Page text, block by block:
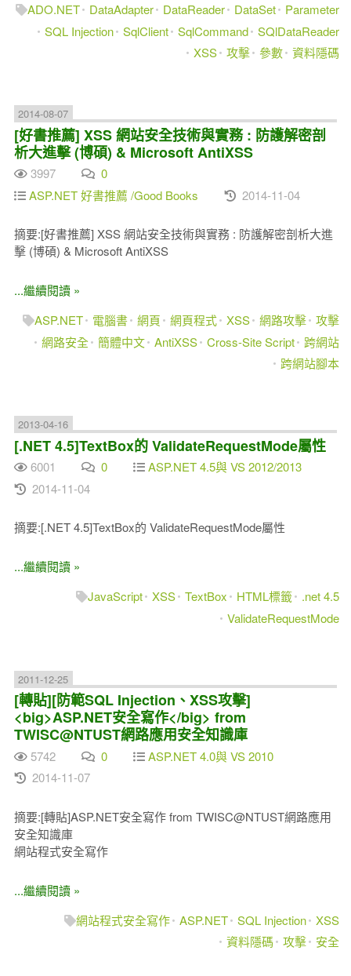
ADO.NET
DataAdapter DataReader DataSet
Parameter
SQL Injection SqlClient SqlCommand SQlDataReader
XSS 攻擊 參數 資料隱碼
2014-08-07
[好書推薦] XSS 網站安全技術與實務 : 防護解密剖
析大進擊 (博碩) & Microsoft AntiXSS
3997
0
ASP.NET 好書推薦 /Good Books
2014-11-04
摘要:[好書推薦] XSS 網站安全技術與實務 : 防護解密剖析大進
擊 (博碩) & Microsoft AntiXSS
...繼續閱讀 »
ASP.NET
電腦書 網頁 網頁程式 XSS 網路攻擊 攻擊
網路安全 簡體中文 AntiXSS Cross-Site Script
跨網站
跨網站腳本
2013-04-16
[.NET 4.5]TextBox的 ValidateRequestMode屬性
6001 0
ASP.NET 4.5與 VS 2012/2013
2014-11-04
摘要:[.NET 4.5]TextBox的 ValidateRequestMode屬性
...繼續閱讀 »
JavaScript XSS TextBox HTML標籤
.net 4.5
ValidateRequestMode
2011-12-25
[轉貼][防範SQL Injection、XSS攻擊]
<big>ASP.NET安全寫作</big> from
TWISC@NTUST網路應用安全知識庫
5742 0
ASP.NET 4.0與 VS 2010
2014-11-07
摘要:[轉貼]ASP.NET安全寫作 from TWISC@NTUST網路應用
安全知識庫
網站程式安全寫作
...繼續閱讀 »
網站程式安全寫作 ASP.NET SQL Injection XSS
資料隱碼 攻擊 安全